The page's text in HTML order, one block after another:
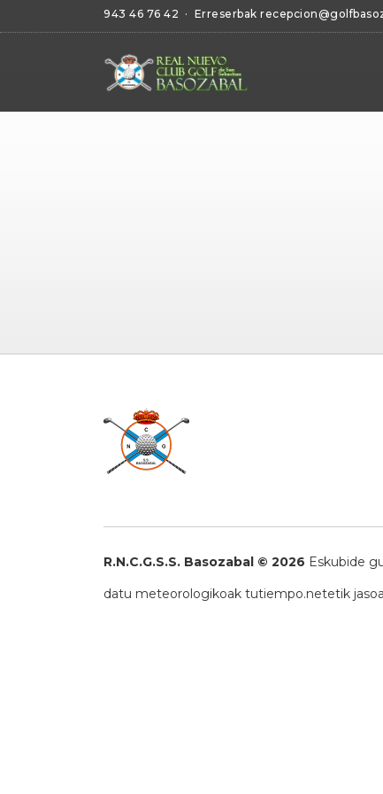
943 46 76 42 · Erreserbak
R.N.C.G.S.S. Basozabal © 2026 Eskubide
datu meteorologikoak tutiempo.netetik